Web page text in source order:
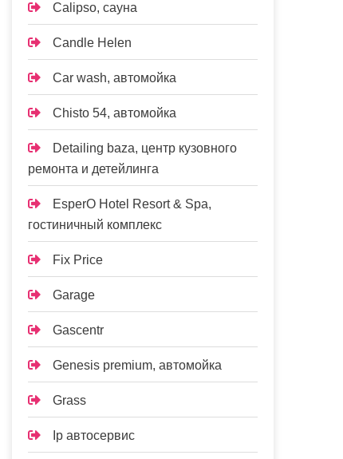
Calipso, сауна
Candle Helen
Car wash, автомойка
Chisto 54, автомойка
Detailing baza, центр кузовного
ремонта и детейлинга
EsperO Hotel Resort & Spa,
гостиничный комплекс
Fix Price
Garage
Gascentr
Genesis premium, автомойка
Grass
Ip автосервис